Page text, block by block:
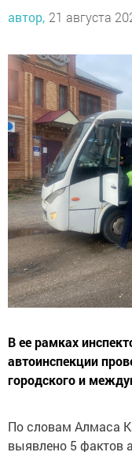
автор, 21 августа
В ее рамках
автоинспекции
городского и
По словам Алмаса
выявлено 5 фактов